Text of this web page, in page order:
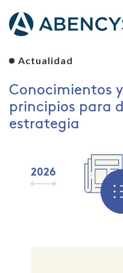
Actualidad
Conocimientos
principios para
estrategia
2026 2024